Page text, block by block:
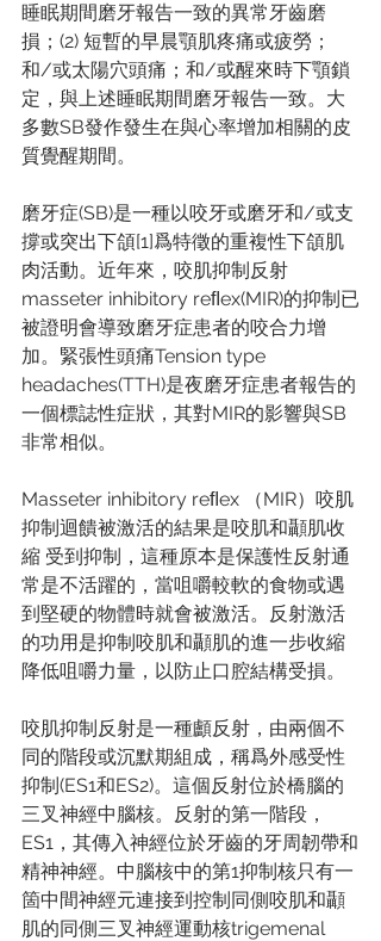
睡眠期間磨牙報告⼀致的異常牙⿒磨
損；(2) 短暫的早晨顎肌疼痛或疲勞；
和/或太陽穴頭痛；和/或醒來時下顎鎖
定，與上述睡眠期間磨牙報告⼀致。⼤
多數SB發作發⽣在與⼼率增加相關的⽪
質覺醒期間。
磨牙症(SB)是⼀種以咬牙或磨牙和/或⽀
撐或突出下頜[1]爲特徵的重複性下頜肌
⾁活動。近年來，咬肌抑制反射
masseter inhibitory reﬂex(MIR)的抑制已
被證明會導致磨牙症患者的咬合⼒增
加。緊張性頭痛Tension type
headaches(TTH)是夜磨牙症患者報告的
⼀個標誌性症狀，其對MIR的影響與SB
非常相似。
Masseter inhibitory reﬂex （MIR）咬肌
抑制迴饋被激活的結果是咬肌和顳肌收
縮 受到抑制，這種原本是保護性反射通
常是不活躍的，當咀嚼較軟的食物或遇
到堅硬的物體時就會被激活。反射激活
的功⽤是抑制咬肌和顳肌的進⼀步收縮
降低咀嚼⼒量，以防⽌⼝腔結構受損。
咬肌抑制反射是⼀種顱反射，由兩個不
同的階段或沉默期組成，稱爲外感受性
抑制(ES1和ES2)。這個反射位於橋腦的
三叉神經中腦核。反射的第⼀階段，
ES1，其傳入神經位於牙⿒的牙周韌帶和
精神神經。中腦核中的第1抑制核只有⼀
箇中間神經元連接到控制同側咬肌和顳
肌的同側三叉神經運動核trigemenal